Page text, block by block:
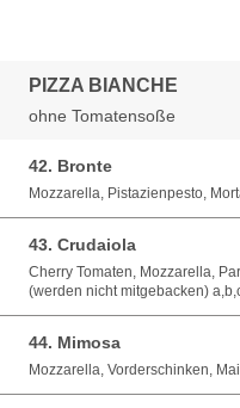
PIZZA BIANCHE
ohne Tomatensoße
42. Bronte
Mozzarella, Pistazienpesto,
43. Crudaiola
Cherry Tomaten, Mozzarella,
(werden nicht mitgebacken)
44. Mimosa
Mozzarella, Vorderschinken,